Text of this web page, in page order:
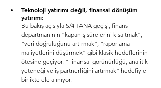
Teknoloji yatırımı değil, finansal dönüşüm
yatırımı:
Bu bakış açısıyla S/4HANA geçişi, finans
departmanının “kapanış sürelerini kısaltmak”,
“veri doğruluğunu artırmak”, “raporlama
maliyetlerini düşürmek” gibi klasik hedeflerinin
ötesine geçiyor. “Finansal görünürlüğü, analitik
yeteneği ve iş partnerliğini artırmak” hedefiyle
birlikte ele alınıyor.